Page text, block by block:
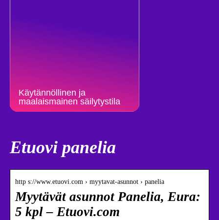
Käytännöllinen ja
maalaismainen säilytystila
Etuovi panelia
http s://www.etuovi.com › myytavat-asunnot › panelia
Myytävät asunnot Panelia, Eura:
5 kpl – Etuovi.com